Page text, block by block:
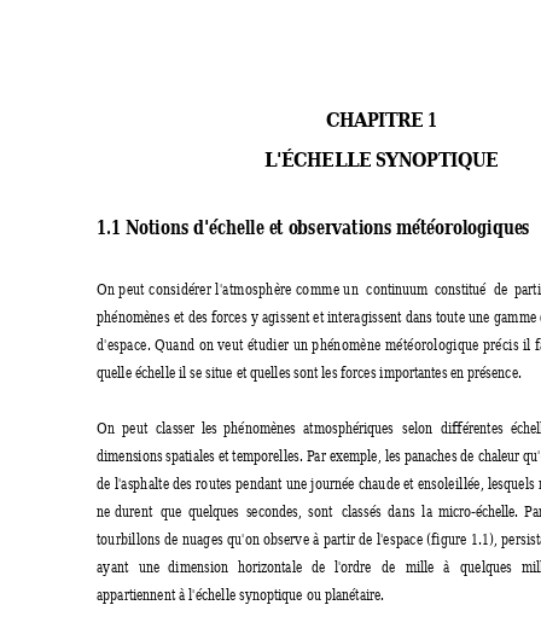
CHAPITRE 1
L'ÉCHELLE SYNOPTIQUE
1.1 Notions d'échelle et observations météorologiques
On peut considérer l'atmosphère comme un continuum constitué de
phénomènes et des forces y agissent et interagissent dans toute une
d'espace. Quand on veut étudier un phénomène météorologique précis il
quelle échelle il se situe et quelles sont les forces importantes en présence.
On peut classer les phénomènes  atmosphériques selon différentes
dimensions spatiales et temporelles. Par exemple, les panaches de chaleur
de l'asphalte des routes pendant une journée chaude et ensoleillée, lesquels
ne durent que quelques secondes, sont classés dans  la micro-échelle.
tourbillons de nuages qu'on observe à partir de l'espace (figure 1.1),
ayant une dimension horizontale de l'ordre de mille à quelques
appartiennent à l'échelle synoptique ou planétaire.